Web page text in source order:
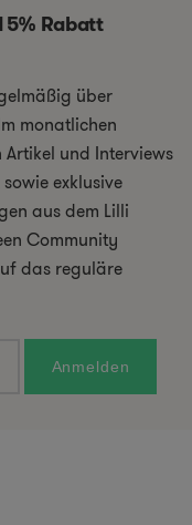
Rabatt
über
monatlichen
und Interviews
exklusive
aus dem Lilli
Community
das reguläre